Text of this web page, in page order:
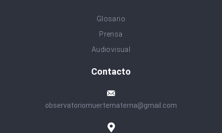
Glosario
Prensa
Audiovisual
Contacto
observatoriomuertematerna@gmail.com